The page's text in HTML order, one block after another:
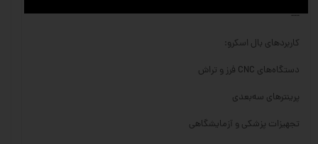
---
کاربردهای بال اسکرو:
دستگاه‌های CNC فرز و تراش
پرینترهای سه‌بعدی
تجهیزات پزشکی و آزمایشگاهی